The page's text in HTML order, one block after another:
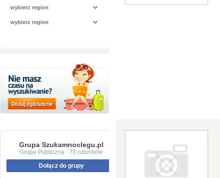
Grupa Szukamnoclegu.pl
Grupa Publiczna · 78 członków
Dołącz do grupy